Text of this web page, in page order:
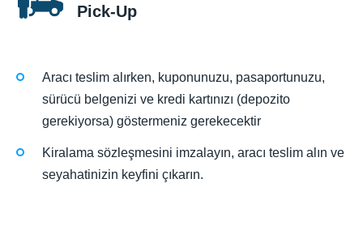
Pick-Up
Aracı teslim alırken, kuponunuzu, pasaportunuzu,
sürücü belgenizi ve kredi kartınızı (depozito
gerekiyorsa) göstermeniz gerekecektir
Kiralama sözleşmesini imzalayın, aracı teslim alın ve
seyahatinizin keyfini çıkarın.